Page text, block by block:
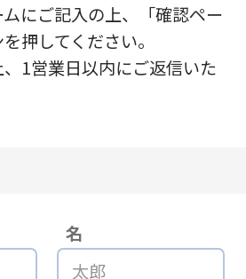
にご記入の上、「確認ペー
押してください。
1営業日以内にご返信いた
名